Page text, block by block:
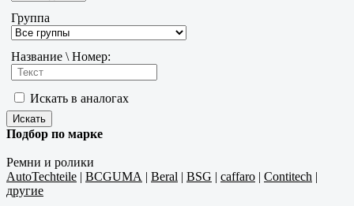
Группа
Название \ Номер:
Искать в аналогах
Подбор по марке
Ремни и ролики
AutoTechteile | BCGUMA | Beral | BSG | caffaro | Contitech |
другие